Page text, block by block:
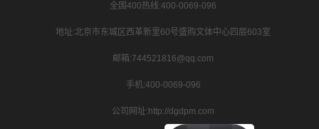
全国400热线:400-0069-096
地址:北京市东城区西革新里60号盛购文体中心四层603室
邮箱:744521816@qq.com
手机:400-0069-096
公司网址:http://dgdpm.com